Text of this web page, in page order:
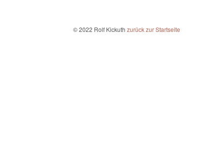
© 2022 Rolf Kickuth zurück zur Startseite